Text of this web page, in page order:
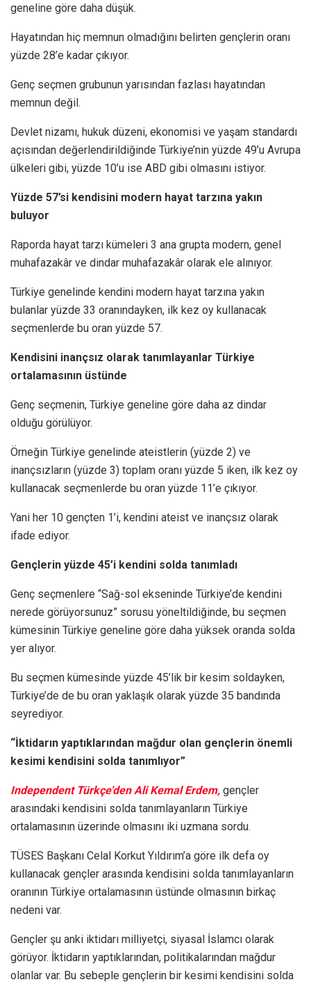
geneline göre daha düşük.
Hayatından hiç memnun olmadığını belirten gençlerin oranı
yüzde 28’e kadar çıkıyor.
Genç seçmen grubunun yarısından fazlası hayatından
memnun değil.
Devlet nizamı, hukuk düzeni, ekonomisi ve yaşam standardı
açısından değerlendirildiğinde Türkiye’nin yüzde 49’u Avrupa
ülkeleri gibi, yüzde 10’u ise ABD gibi olmasını istiyor.
Yüzde 57’si kendisini modern hayat tarzına yakın
buluyor
Raporda hayat tarzı kümeleri 3 ana grupta modern, genel
muhafazakâr ve dindar muhafazakâr olarak ele alınıyor.
Türkiye genelinde kendini modern hayat tarzına yakın
bulanlar yüzde 33 oranındayken, ilk kez oy kullanacak
seçmenlerde bu oran yüzde 57.
Kendisini inançsız olarak tanımlayanlar Türkiye
ortalamasının üstünde
Genç seçmenin, Türkiye geneline göre daha az dindar
olduğu görülüyor.
Örneğin Türkiye genelinde ateistlerin (yüzde 2) ve
inançsızların (yüzde 3) toplam oranı yüzde 5 iken, ilk kez oy
kullanacak seçmenlerde bu oran yüzde 11’e çıkıyor.
Yani her 10 gençten 1’i, kendini ateist ve inançsız olarak
ifade ediyor.
Gençlerin yüzde 45’i kendini solda tanımladı
Genç seçmenlere “Sağ-sol ekseninde Türkiye’de kendini
nerede görüyorsunuz” sorusu yöneltildiğinde, bu seçmen
kümesinin Türkiye geneline göre daha yüksek oranda solda
yer alıyor.
Bu seçmen kümesinde yüzde 45’lik bir kesim soldayken,
Türkiye’de de bu oran yaklaşık olarak yüzde 35 bandında
seyrediyor.
“İktidarın yaptıklarından mağdur olan gençlerin önemli
kesimi kendisini solda tanımlıyor”
Independent Türkçe’den Ali Kemal Erdem, gençler
arasındaki kendisini solda tanımlayanların Türkiye
ortalamasının üzerinde olmasını iki uzmana sordu.
TÜSES Başkanı Celal Korkut Yıldırım’a göre ilk defa oy
kullanacak gençler arasında kendisini solda tanımlayanların
oranının Türkiye ortalamasının üstünde olmasının birkaç
nedeni var.
Gençler şu anki iktidarı milliyetçi, siyasal İslamcı olarak
görüyor. İktidarın yaptıklarından, politikalarından mağdur
olanlar var. Bu sebeple gençlerin bir kesimi kendisini solda